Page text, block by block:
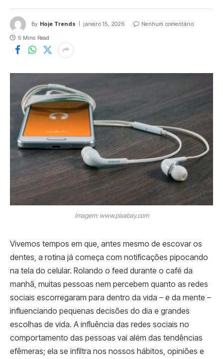
By Hoje Trends janeiro 15, 2026
Nenhum comentário
5 Mins Read
Imagem: www.pixabay.com
Vivemos tempos em que, antes mesmo de escovar os
dentes, a rotina já começa com notificações pipocando
na tela do celular. Rolando o feed durante o café da
manhã, muitas pessoas nem percebem quanto as redes
sociais escorregaram para dentro da vida – e da mente –
influenciando pequenas decisões do dia e grandes
escolhas de vida. A influência das redes sociais no
comportamento das pessoas vai além das tendências
efêmeras; ela se infiltra nos nossos hábitos, opiniões e